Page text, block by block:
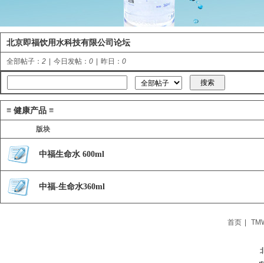
北京即福饮用水科技有限公司论坛
全部帖子： 2 今日发帖： 0 昨日： 0
≡ 健康产品 ≡
版块
中福生命水 600ml
中福-生命水360ml
首页